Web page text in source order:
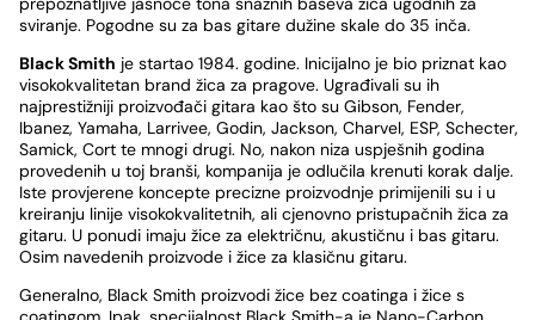
sviranje. Pogodne su za bas gitare dužine skale do 35 inča.
Black Smith je startao 1984. godine. Inicijalno je bio priznat kao
visokokvalitetan brand žica za pragove. Ugrađivali su ih
najprestižniji proizvođači gitara kao što su Gibson, Fender,
Ibanez, Yamaha, Larrivee, Godin, Jackson, Charvel, ESP, Schecter,
Samick, Cort te mnogi drugi. No, nakon niza uspješnih godina
provedenih u toj branši, kompanija je odlučila krenuti korak dalje.
Iste provjerene koncepte precizne proizvodnje primijenili su i u
kreiranju linije visokokvalitetnih, ali cjenovno pristupačnih žica za
gitaru. U ponudi imaju žice za električnu, akustičnu i bas gitaru.
Osim navedenih proizvode i žice za klasičnu gitaru.
Generalno, Black Smith proizvodi žice bez coatinga i žice s